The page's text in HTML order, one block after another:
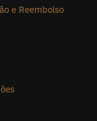
e Reembolso